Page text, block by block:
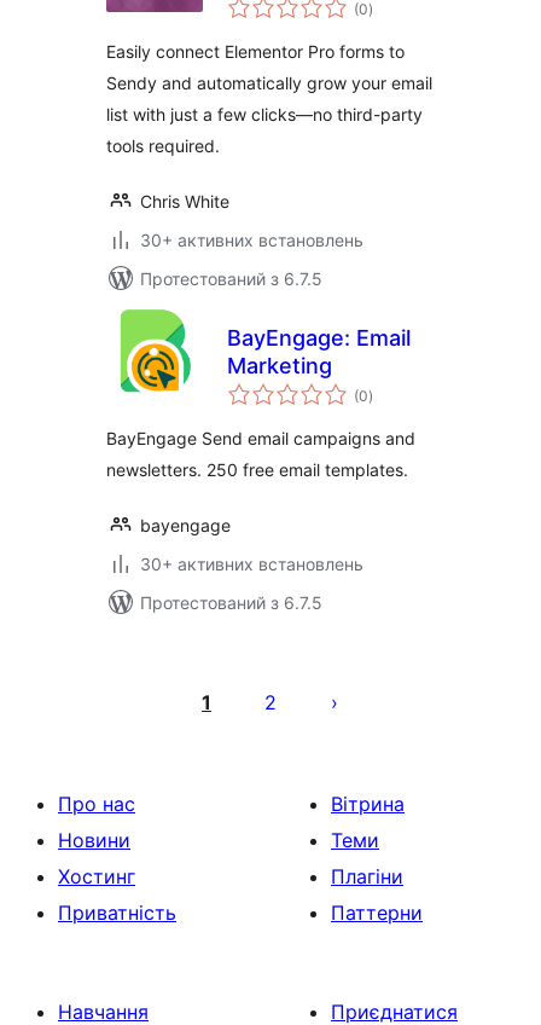
(0рейтинг
)
Easily connect Elementor Pro forms to
Sendy and automatically grow your email
list with just a few clicks—no third-party
tools required.
Chris White
30+ активних встановлень
Протестований з 6.7.5
BayEngage: Email
Marketing
(0загальний
рейтинг
)
BayEngage Send email campaigns and
newsletters. 250 free email templates.
bayengage
30+ активних встановлень
Протестований з 6.7.5
записів
1 2
Про нас
Новини
Хостинг
Приватність
Вітрина
Теми
Плагіни
Паттерни
Навчання
Приєднатися